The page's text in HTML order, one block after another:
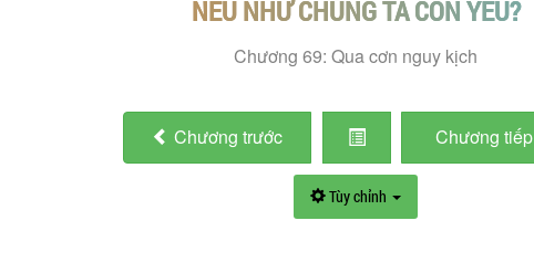
NẾU NHƯ CHÚNG TA CÒN YÊU?
Chương 69: Qua cơn nguy kịch
Chương trước Chương tiếp
Tùy chỉnh